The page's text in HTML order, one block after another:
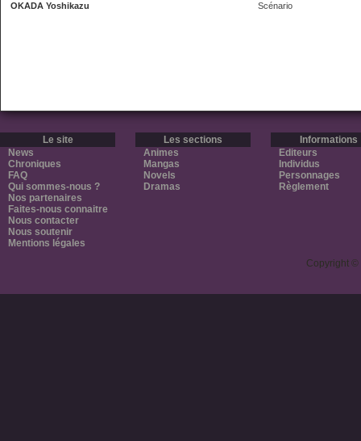
OKADA Yoshikazu Scénario
Le site
News
Chroniques
FAQ
Qui sommes-nous ?
Nos partenaires
Faites-nous connaitre
Nous contacter
Nous soutenir
Mentions légales
Les sections
Animes
Mangas
Novels
Dramas
Informations
Editeurs
Individus
Personnages
Règlement
Copyright ©